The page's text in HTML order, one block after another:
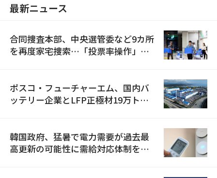
最新ニュース
合同捜査本部、中央選管委など9カ所
を再度家宅捜索…「投票率操作」の
ポスコ・フューチャーエム、国内バ
ッテリー企業とLFP正極材19万トン
韓国政府、猛暑で電力需要が過去最
高更新の可能性に需給対応体制を点